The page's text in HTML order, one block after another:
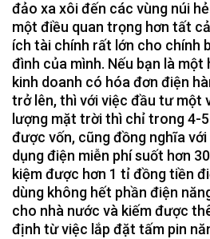
đảo xa xôi đến các vùng núi
một điều quan trọng hơn tất
ích tài chính rất lớn cho chính
đình của mình. Nếu bạn là một
kinh doanh có hóa đơn điện
trở lên, thì với việc đầu tư một
lượng mặt trời thì chỉ trong 4-
được vốn, cũng đồng nghĩa
dụng điện miễn phí suốt hơn
kiệm được hơn 1 tỉ đồng tiền
dùng không hết phần điện
cho nhà nước và kiếm được
định từ việc lắp đặt tấm pin